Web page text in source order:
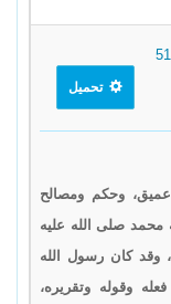
تحميل
وحكم ومصالح
محمد صلى الله عليه
وقد كان رسول الله
وقوله وتقريره،